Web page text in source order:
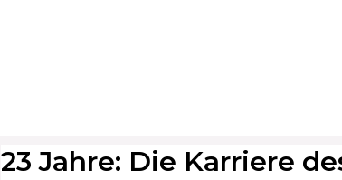
23 Jahre: Die Karriere